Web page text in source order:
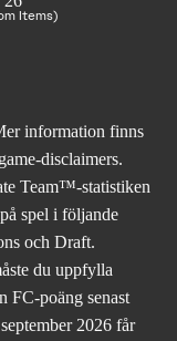
Items)
information finns
disclaimers.
Team™-statistiken
spel i följande
och Draft.
du uppfylla
FC-poäng senast
2026 får